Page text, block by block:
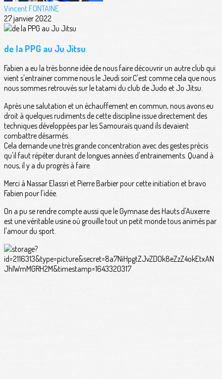
Vincent FONTAINE
27 janvier 2022
de la PPG au Ju Jitsu
Fabien a eu la très bonne idée de nous faire découvrir un autre club qui
vient s'entrainer comme nous le Jeudi soir.C'est comme cela que nous
nous sommes retrouvés sur le tatami du club de Judo et Jo Jitsu.
Après une salutation et un échauffement en commun, nous avons eu
droit à quelques rudiments de cette discipline issue directement des
techniques développées par les Samouraïs quand ils devaient
combattre désarmés.
Cela demande une très grande concentration avec des gestes précis
qu'il faut répéter durant de longues années d'entrainements. Quand à
nous, il y a du progrès à faire.
Merci à Nassar Elassri et Pierre Barbier pour cette initiation et bravo
Fabien pour l'idée.
On a pu se rendre compte aussi que le Gymnase des Hauts d'Auxerre
est une véritable usine où grouille tout un petit monde tous animés par
l'amour du sport.